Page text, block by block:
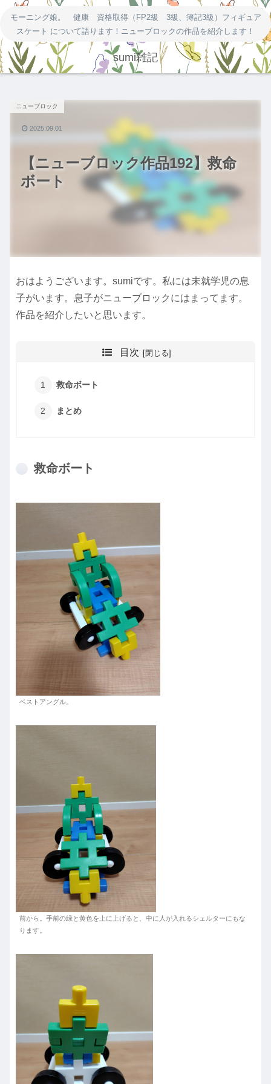
モーニング娘。 健康 資格取得（FP2級 3級、簿記3級）フィギュア
スケート について語ります！ニューブロックの作品を紹介します！
sumi雑記
【ニューブロック作品192】救命
ボート
ニューブロック
2025.09.01
おはようございます。sumiです。私には未就学児の息
子がいます。息子がニューブロックにはまってます。
作品を紹介したいと思います。
目次
救命ボート
まとめ
救命ボート
ベストアングル。
前から。手前の緑と黄色を上に上げると、中に人が入れるシェルターにもな
ります。